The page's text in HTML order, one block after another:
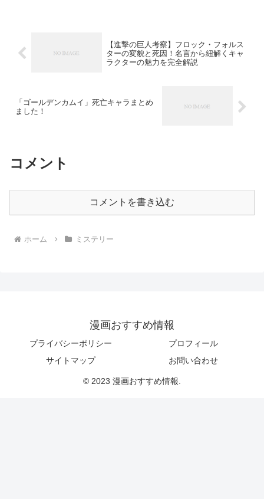
【進撃の巨人考察】フロック・フォルス
ターの変貌と死因！名言から紐解くキャ
ラクターの魅力を完全解説
「ゴールデンカムイ」死亡キャラまとめ
ました！
コメント
コメントを書き込む
ホーム ミステリー
漫画おすすめ情報
プライバシーポリシー
プロフィール
サイトマップ
お問い合わせ
© 2023 漫画おすすめ情報.